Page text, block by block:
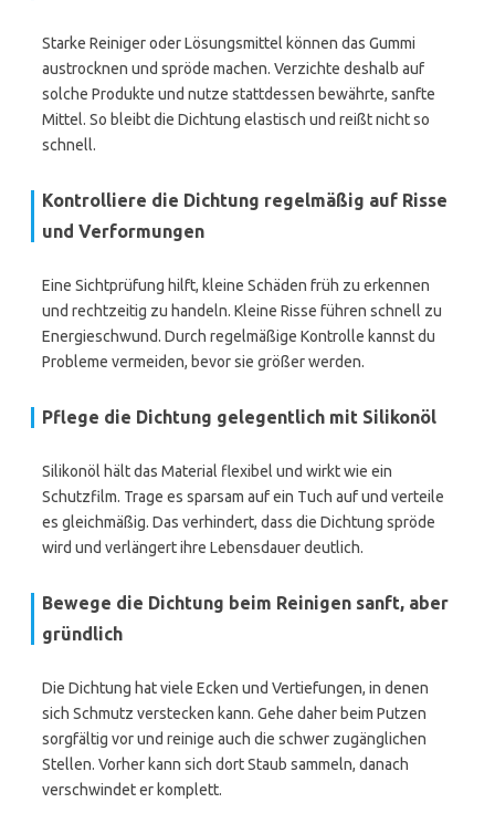
Starke Reiniger oder Lösungsmittel können das Gummi
austrocknen und spröde machen. Verzichte deshalb auf
solche Produkte und nutze stattdessen bewährte, sanfte
Mittel. So bleibt die Dichtung elastisch und reißt nicht so
schnell.
Kontrolliere die Dichtung regelmäßig auf Risse
und Verformungen
Eine Sichtprüfung hilft, kleine Schäden früh zu erkennen
und rechtzeitig zu handeln. Kleine Risse führen schnell zu
Energieschwund. Durch regelmäßige Kontrolle kannst du
Probleme vermeiden, bevor sie größer werden.
Pflege die Dichtung gelegentlich mit Silikonöl
Silikonöl hält das Material flexibel und wirkt wie ein
Schutzfilm. Trage es sparsam auf ein Tuch auf und verteile
es gleichmäßig. Das verhindert, dass die Dichtung spröde
wird und verlängert ihre Lebensdauer deutlich.
Bewege die Dichtung beim Reinigen sanft, aber
gründlich
Die Dichtung hat viele Ecken und Vertiefungen, in denen
sich Schmutz verstecken kann. Gehe daher beim Putzen
sorgfältig vor und reinige auch die schwer zugänglichen
Stellen. Vorher kann sich dort Staub sammeln, danach
verschwindet er komplett.